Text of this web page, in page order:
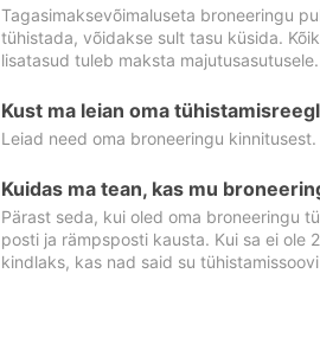
Tagasimaksevõimaluseta broneeringu
tühistada, võidakse sult tasu küsida.
lisatasud tuleb maksta majutusasutusele.
Kust ma leian oma
Leiad need oma broneeringu kinnitusest.
Kuidas ma tean, kas mu
Pärast seda, kui oled oma broneeringu
posti ja rämpsposti kausta. Kui sa ei ole
kindlaks, kas nad said su